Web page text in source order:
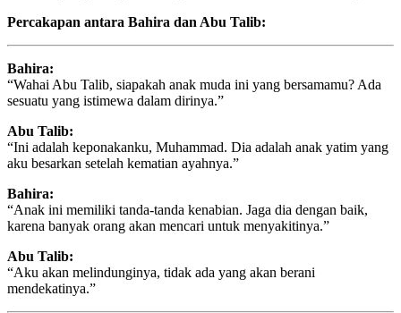
Percakapan antara Bahira dan Abu Talib:
Bahira:
“Wahai Abu Talib, siapakah anak muda ini yang bersamamu? Ada
sesuatu yang istimewa dalam dirinya.”
Abu Talib:
“Ini adalah keponakanku, Muhammad. Dia adalah anak yatim yang
aku besarkan setelah kematian ayahnya.”
Bahira:
“Anak ini memiliki tanda-tanda kenabian. Jaga dia dengan baik,
karena banyak orang akan mencari untuk menyakitinya.”
Abu Talib:
“Aku akan melindunginya, tidak ada yang akan berani
mendekatinya.”